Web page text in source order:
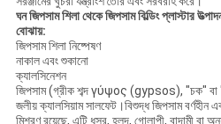
ঘন জিপসাম শিলা থেকে জিপসাম বিল্ডিং প্লাস্টার
বোঝায়:
জিপসাম শিলা নিষ্পেষণ
নাকাল এবং শুকানো
ক্যালসিনেশন
জিপসাম (গ্রীক শব্দ γύψος (gypsos), "চক" বা
জলীয় ক্যালসিয়াম সালফেট।বিশুদ্ধ জিপসাম বর্ণহীন
মিশ্রণ রয়েছে, এটি ধূসর, হলুদ, গোলাপী, বাদামী বা